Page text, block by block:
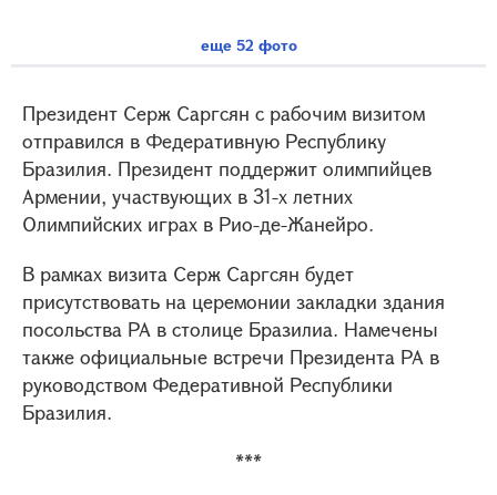
еще 52 фото
Президент Серж Саргсян с рабочим визитом
отправился в Федеративную Республику
Бразилия. Президент поддержит олимпийцев
Армении, участвующих в 31-х летних
Олимпийских играх в Рио-де-Жанейро.
В рамках визита Серж Саргсян будет
присутствовать на церемонии закладки здания
посольства РА в столице Бразилиа. Намечены
также официальные встречи Президента РА в
руководством Федеративной Республики
Бразилия.
***